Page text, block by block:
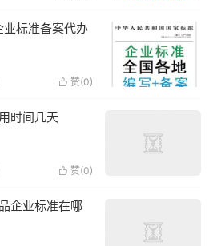
标准备案代办
 赞(0)
时间几天
 赞(0)
企业标准在哪